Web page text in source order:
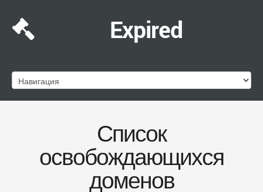
Expired
Список
освобождающихся
доменов